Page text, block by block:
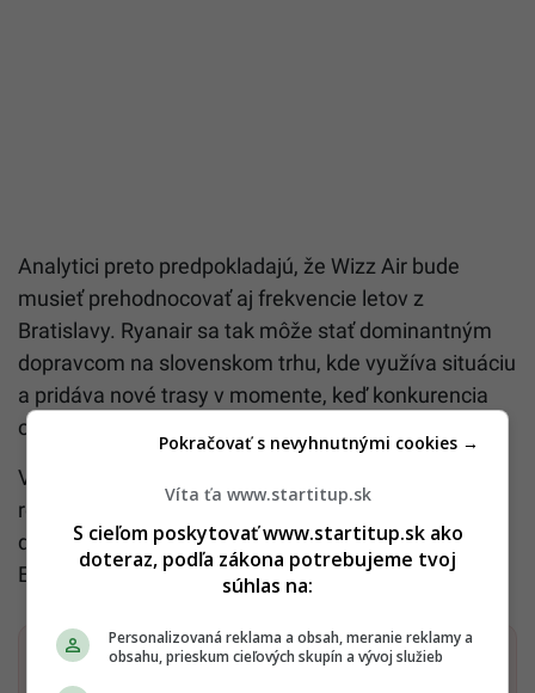
Analytici preto predpokladajú, že Wizz Air bude
musieť prehodnocovať aj frekvencie letov z
Bratislavy. Ryanair sa tak môže stať dominantným
dopravcom na slovenskom trhu, kde využíva situáciu
a pridáva nové trasy v momente, keď konkurencia
obmedzuje prevádzku.
V roku 2026 tak čaká slovenských cestujúcich
rekordná ponuka letov a historicky najväčší súboj
dvoch najväčších nízkonákladových spoločností
Európy.
Dostaň Startitup do svojich Google odporúčaní
Víta ťa www.startitup.sk
S cieľom poskytovať www.startitup.sk ako
doteraz, podľa zákona potrebujeme tvoj
súhlas na:
Personalizovaná reklama a obsah, meranie reklamy a
obsahu, prieskum cieľových skupín a vývoj služieb
Pokračovať s nevyhnutnými cookies →